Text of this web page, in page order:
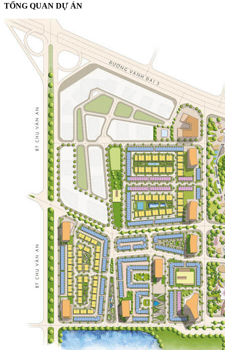
TỔNG QUAN DỰ ÁN